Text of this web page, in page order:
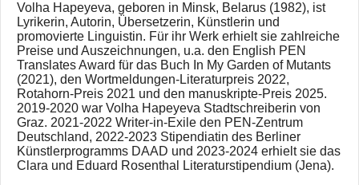
Volha Hapeyeva, geboren in Minsk, Belarus (1982), ist
Lyrikerin, Autorin, Übersetzerin, Künstlerin und
promovierte Linguistin. Für ihr Werk erhielt sie zahlreiche
Preise und Auszeichnungen, u.a. den English PEN
Translates Award für das Buch In My Garden of Mutants
(2021), den Wortmeldungen-Literaturpreis 2022,
Rotahorn-Preis 2021 und den manuskripte-Preis 2025.
2019-2020 war Volha Hapeyeva Stadtschreiberin von
Graz. 2021-2022 Writer-in-Exile den PEN-Zentrum
Deutschland, 2022-2023 Stipendiatin des Berliner
Künstlerprogramms DAAD und 2023-2024 erhielt sie das
Clara und Eduard Rosenthal Literaturstipendium (Jena).